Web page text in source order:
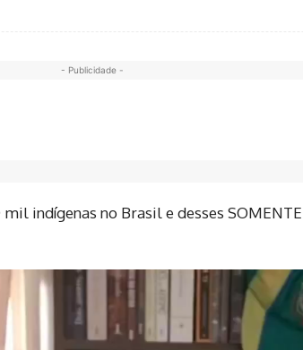
- Publicidade -
indígenas no Brasil e desses